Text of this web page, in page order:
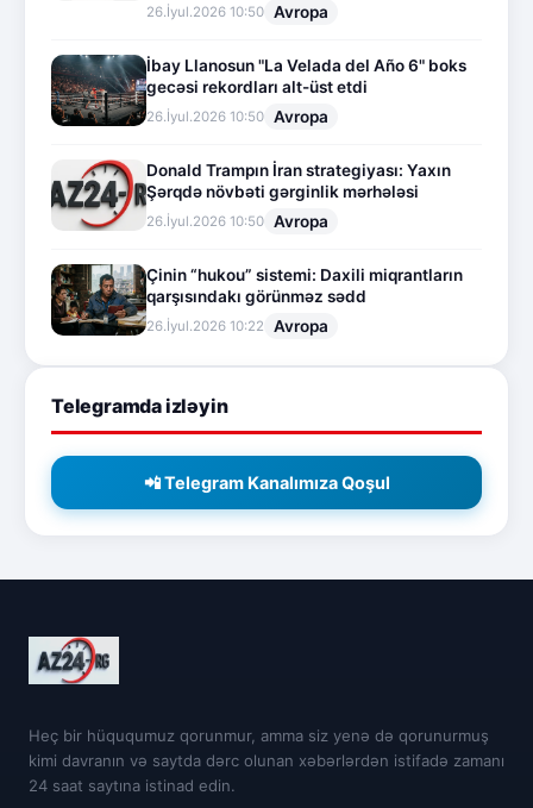
26.İyul.2026 10:50 Avropa
İbay Llanosun "La Velada del Año 6" boks
gecəsi rekordları alt-üst etdi
26.İyul.2026 10:50 Avropa
Donald Trampın İran strategiyası: Yaxın
Şərqdə növbəti gərginlik mərhələsi
26.İyul.2026 10:50 Avropa
Çinin “hukou” sistemi: Daxili miqrantların
qarşısındakı görünməz sədd
26.İyul.2026 10:22 Avropa
Telegramda izləyin
📲 Telegram Kanalımıza Qoşul
Heç bir hüququmuz qorunmur, amma siz yenə də qorunurmuş
kimi davranın və saytda dərc olunan xəbərlərdən istifadə zamanı
24 saat saytına istinad edin.